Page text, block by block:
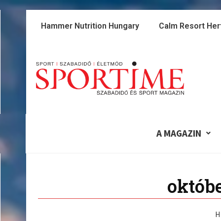
Skip
Hammer Nutrition Hungary Calm Resort
A MAGAZIN